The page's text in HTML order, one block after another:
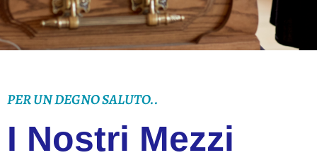
PER UN DEGNO SALUTO..
I Nostri Mezzi